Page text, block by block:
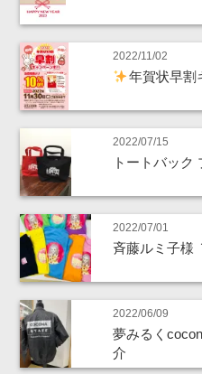
2022/11/02
年賀状早割
2022/07/15
トートバック
2022/07/01
斉藤ルミ子様
2022/06/09
夢みるく
介